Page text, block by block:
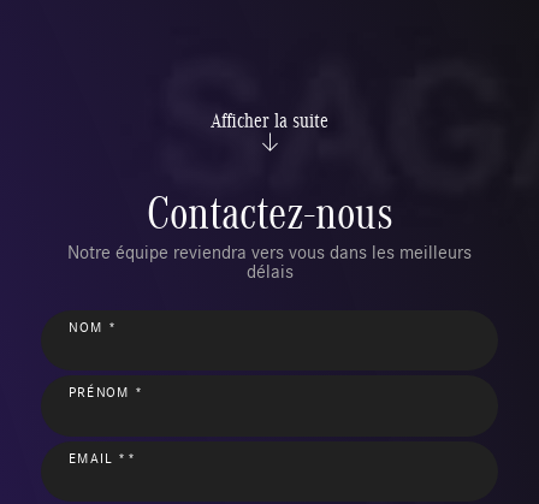
Afficher la suite
Contactez-nous
Notre équipe reviendra vers vous dans les meilleurs
délais
NOM *
PRÉNOM *
EMAIL **